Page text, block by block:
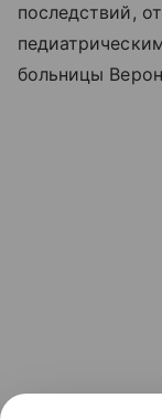
последствий,
больницы